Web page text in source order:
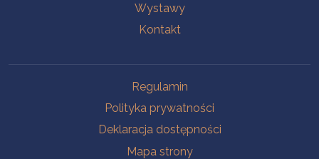
Wystawy
Kontakt
Regulamin
Polityka prywatności
Deklaracja dostępności
Mapa strony